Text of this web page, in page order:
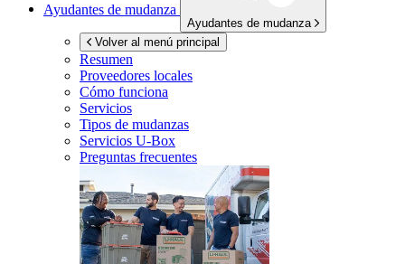
Ayudantes de mudanza
Ayudantes de mudanza
Volver al menú principal
Resumen
Proveedores locales
Cómo funciona
Servicios
Tipos de mudanzas
Servicios U-Box
Preguntas frecuentes